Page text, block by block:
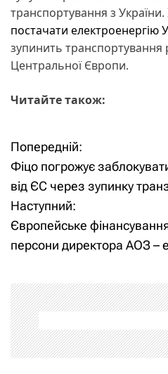
транспортування з України.
постачати електроенергію
зупинить транспортування
Центральної Європи.
Читайте також:
Н
а
в
і
а
ц
і
Попередній:
Фіцо погрожує
від ЄС через зупинку
Наступний:
Європейське
персони директора АОЗ –